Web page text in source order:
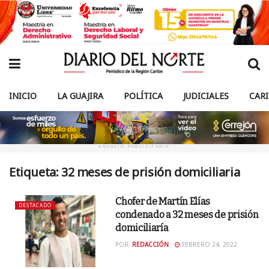
INICIO LA GUAJIRA POLÍTICA JUDICIALES
ANUNCIO PUBLICITARIO
Etiqueta: 32 meses de prisión domiciliaria
DESTACADO
Chofer de Martín Elías
condenado a 32 meses de prisión
domiciliaría
POR: REDACCIÓN FEBRERO 24, 2022